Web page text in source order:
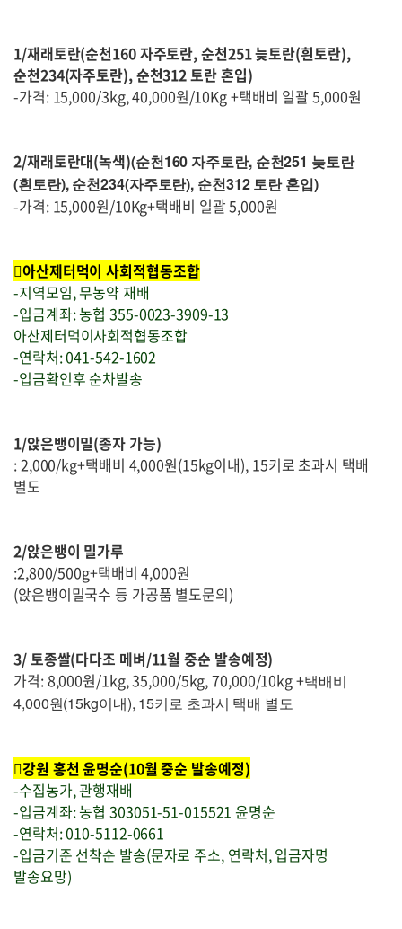
1/재래토란(순천160 자주토란, 순천251 늦토란(흰토란),
순천234(자주토란), 순천312 토란 혼입)
-가격: 15,000/3kg, 40,000원/10Kg +택배비 일괄 5,000원
2/재래토란대(녹색)(순천160 자주토란, 순천251 늦토란
(흰토란), 순천234(자주토란), 순천312 토란 혼입)
-가격: 15,000원/10Kg+택배비 일괄 5,000원
아산제터먹이 사회적협동조합
-지역모임, 무농약 재배
-입금계좌: 농협 355-0023-3909-13
아산제터먹이사회적협동조합
-연락처: 041-542-1602
-입금확인후 순차발송
1/앉은뱅이밀(종자 가능)
: 2,000/kg+택배비 4,000원(15kg이내), 15키로 초과시 택배
별도
2/앉은뱅이 밀가루
:2,800/500g+택배비 4,000원
(앉은뱅이밀국수 등 가공품 별도문의)
3/ 토종쌀(다다조 메벼/11월 중순 발송예정)
가격: 8,000원/1kg, 35,000/5kg, 70,000/10kg +택배비
4,000원(15kg이내), 15키로 초과시 택배 별도
강원 홍천 윤명순(10월 중순 발송예정)
-수집농가, 관행재배
-입금계좌: 농협 303051-51-015521 윤명순
-연락처: 010-5112-0661
-입금기준 선착순 발송(문자로 주소, 연락처, 입금자명
발송요망)